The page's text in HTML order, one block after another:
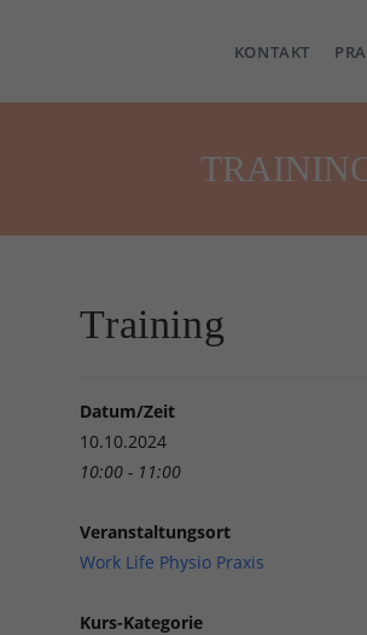
KONTAKT
Training
Datum/Zeit
10.10.2024
10:00 - 11:00
Veranstaltungsort
Work Life Physio Praxis
Kurs-Kategorie